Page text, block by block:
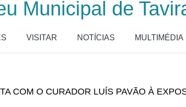
Municipal de
VISITAR NOTÍCIAS MULTIMÉDIA
COM O CURADOR LUÍS PAVÃO À